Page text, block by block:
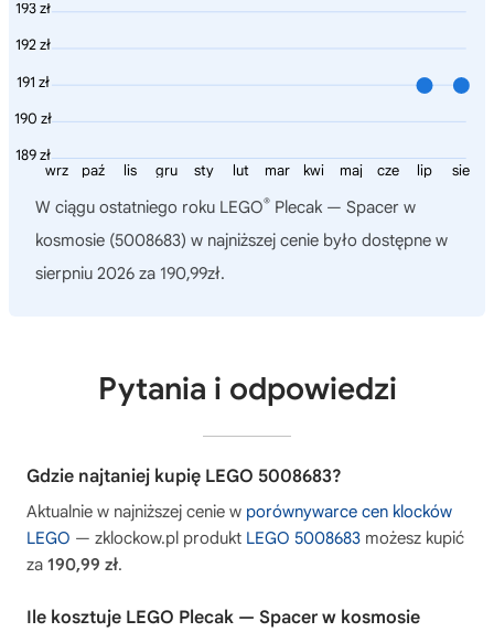
193 zł
192 zł
191 zł
190 zł
189 zł
sie
lip
cze
maj
kwi
mar
lut
sty
gru
lis
paź
wrz
W ciągu ostatniego roku LEGO® Plecak — Spacer w
kosmosie (5008683) w najniższej cenie było dostępne w
sierpniu 2026 za 190,99zł.
Pytania i odpowiedzi
Gdzie najtaniej kupię LEGO 5008683?
Aktualnie w najniższej cenie w porównywarce cen klocków
LEGO — zklockow.pl produkt LEGO 5008683 możesz kupić
za 190,99 zł.
Ile kosztuje LEGO Plecak — Spacer w kosmosie